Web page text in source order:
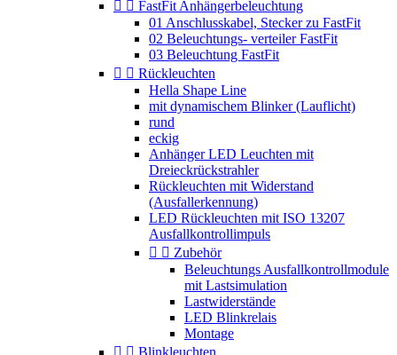
  FastFit Anhängerbeleuchtung
01 Anschlusskabel, Stecker zu FastFit
02 Beleuchtungs- verteiler FastFit
03 Beleuchtung FastFit
  Rückleuchten
Hella Shape Line
mit dynamischem Blinker (Lauflicht)
rund
eckig
Anhänger LED Leuchten mit
Dreieckrückstrahler
Rückleuchten mit Widerstand
(Ausfallerkennung)
LED Rückleuchten mit ISO 13207
Ausfallkontrollimpuls
  Zubehör
Beleuchtungs Ausfallkontrollmodule
mit Lastsimulation
Lastwiderstände
LED Blinkrelais
Montage
  Blinkleuchten